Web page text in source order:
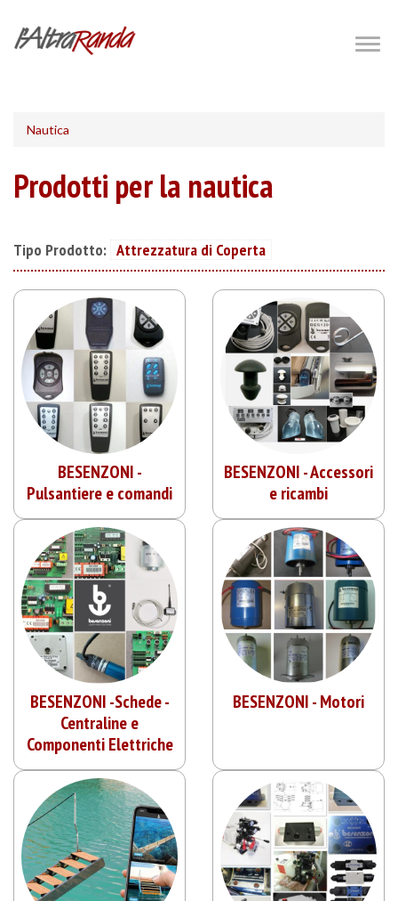
Nautica
Prodotti per la nautica
Tipo Prodotto: Attrezzatura di Coperta
BESENZONI -
Pulsantiere e comandi
BESENZONI - Accessori
e ricambi
BESENZONI -Schede -
Centraline e
Componenti Elettriche
BESENZONI - Motori